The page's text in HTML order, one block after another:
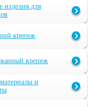
для
крепеж
крепеж
и